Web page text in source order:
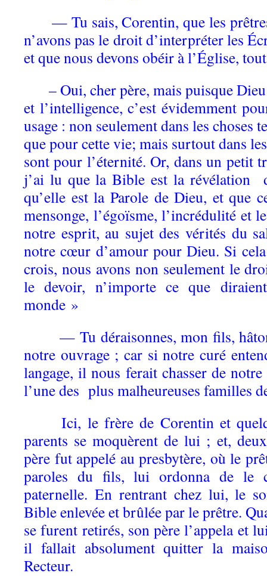
— Tu sais, Corentin, que les
n’avons pas le droit d’interpréter les
et que nous devons obéir à l’Église,
– Oui, cher père, mais puisque Dieu
et l’intelligence, c’est évidemment
usage : non seulement dans les choses
que pour cette vie; mais surtout dans
sont pour l’éternité. Or, dans un petit
j’ai lu que la Bible est la
qu’elle est la Parole de Dieu, et que
mensonge, l’égoïsme, l’incrédulité et
notre esprit, au sujet des vérités du
notre cœur d’amour pour Dieu. Si
crois, nous avons non seulement le
le devoir, n’importe ce que
monde »
— Tu déraisonnes, mon fils,
notre ouvrage ; car si notre curé
langage, il nous ferait chasser de
l’une des plus malheureuses familles
Ici, le frère de Corentin et
parents se moquèrent de lui ; et,
père fut appelé au presbytère, où le
paroles du fils, lui ordonna de le
paternelle. En rentrant chez lui, le
Bible enlevée et brûlée par le prêtre.
se furent retirés, son père l’appela et
il fallait absolument quitter la
Recteur.